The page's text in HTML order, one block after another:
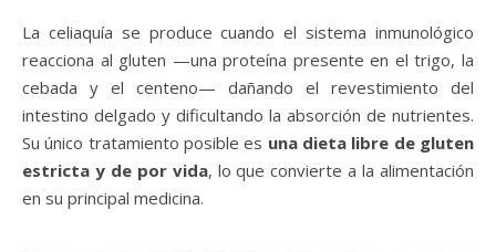
La celiaquía se produce cuando el sistema inmunológico
reacciona al gluten —una proteína presente en el trigo, la
cebada y el centeno— dañando el revestimiento del
intestino delgado y dificultando la absorción de nutrientes.
Su único tratamiento posible es una dieta libre de gluten
estricta y de por vida, lo que convierte a la alimentación
en su principal medicina.